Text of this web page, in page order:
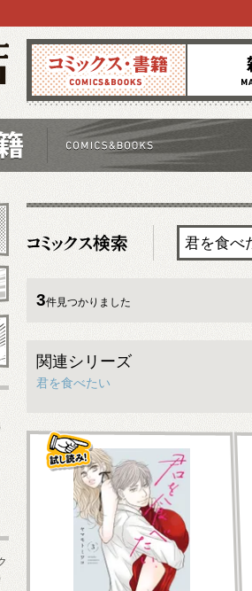
コミックス 雑誌
3件見つかりました
関連シリーズ
君を食べたい